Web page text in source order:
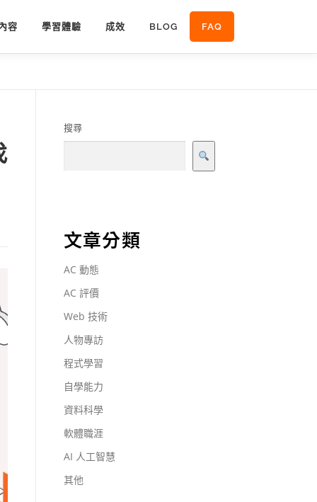
容 學習體驗 成效 BLOG FAQ
搜尋
文章分類
AC 動態
AC 評價
Web 技術
人物專訪
程式學習
自學能力
資料科學
軟體職涯
AI 人工智慧
其他